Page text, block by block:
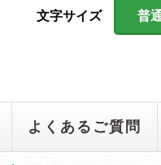
文字サイズ 普
よくあるご質問